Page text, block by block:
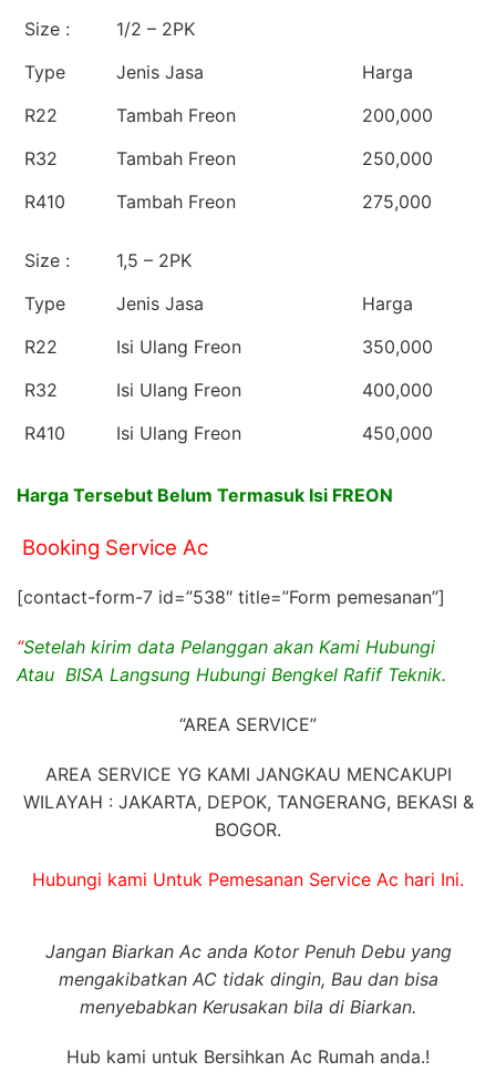
Size :
1/2 – 2PK
Type
Jenis Jasa
Harga
R22
Tambah Freon
200,000
R32
Tambah Freon
250,000
R410
Tambah Freon 275,000
Size :
1,5 – 2PK
Type
Jenis Jasa
Harga
R22
Isi Ulang Freon
350,000
R32
Isi Ulang Freon
400,000
R410
Isi Ulang Freon 450,000
Harga Tersebut Belum Termasuk Isi FREON
Booking Service Ac
[contact-form-7 id=”538″ title=”Form pemesanan”]
“Setelah kirim data Pelanggan akan Kami Hubungi
Atau BISA Langsung Hubungi Bengkel Rafif Teknik.
“AREA SERVICE”
AREA SERVICE YG KAMI JANGKAU MENCAKUPI
WILAYAH : JAKARTA, DEPOK, TANGERANG, BEKASI &
BOGOR.
Hubungi kami Untuk Pemesanan Service Ac hari Ini.
Jangan Biarkan Ac anda Kotor Penuh Debu yang
mengakibatkan AC tidak dingin, Bau dan bisa
menyebabkan Kerusakan bila di Biarkan.
Hub kami untuk Bersihkan Ac Rumah anda.!